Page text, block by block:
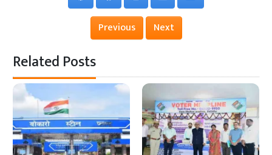
Previous Next
Related Posts